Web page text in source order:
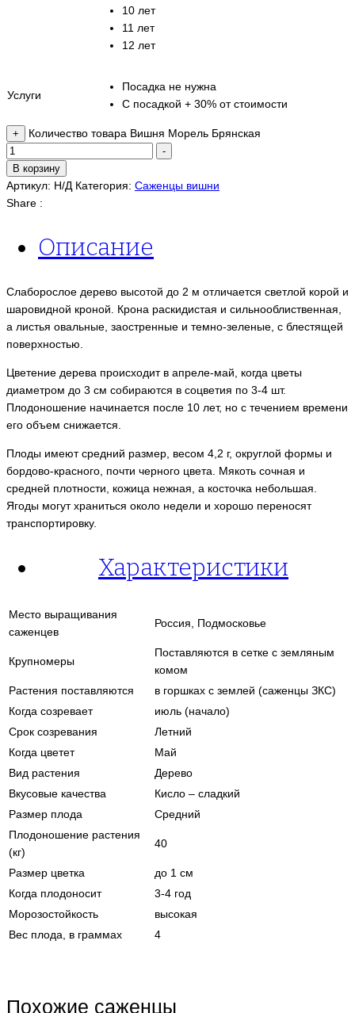
10 лет
11 лет
12 лет
Услуги
Посадка не нужна
С посадкой + 30% от стоимости
+ Количество товара Вишня Морель Брянская
-
В корзину
Артикул: Н/Д Категория: Саженцы вишни
Share :
Описание
Слаборослое дерево высотой до 2 м отличается светлой корой и
шаровидной кроной. Крона раскидистая и сильнооблиственная,
а листья овальные, заостренные и темно-зеленые, с блестящей
поверхностью.
Цветение дерева происходит в апреле-май, когда цветы
диаметром до 3 см собираются в соцветия по 3-4 шт.
Плодоношение начинается после 10 лет, но с течением времени
его объем снижается.
Плоды имеют средний размер, весом 4,2 г, округлой формы и
бордово-красного, почти черного цвета. Мякоть сочная и
средней плотности, кожица нежная, а косточка небольшая.
Ягоды могут храниться около недели и хорошо переносят
транспортировку.
Характеристики
Место выращивания
саженцев
Россия, Подмосковье
Крупномеры
Поставляются в сетке с земляным
комом
Растения поставляются
в горшках с землей (саженцы ЗКС)
Когда созревает
июль (начало)
Срок созревания
Летний
Когда цветет
Май
Вид растения
Дерево
Вкусовые качества
Кисло – сладкий
Размер плода
Средний
Плодоношение растения
(кг)
40
Размер цветка
до 1 см
Когда плодоносит
3-4 год
Морозостойкость
высокая
Вес плода, в граммах
4
Похожие саженцы